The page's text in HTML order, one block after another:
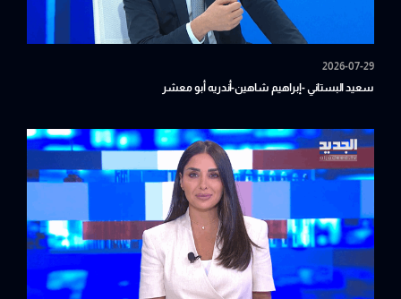
2026-07-29
سعيد البستاني -إبراهيم شاهين-أندريه أبو معشر